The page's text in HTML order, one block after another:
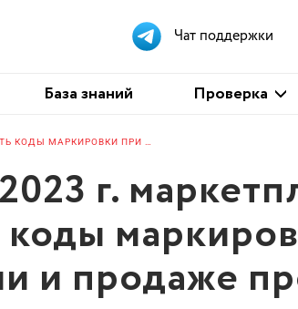
Чат поддержки
База знаний Проверка
Проверка
г.
коды
и продаже